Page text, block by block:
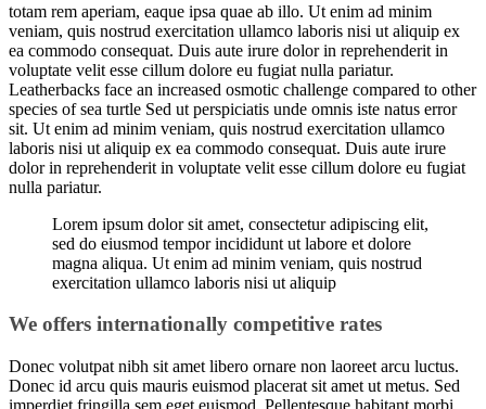
totam rem aperiam, eaque ipsa quae ab illo. Ut enim ad minim
veniam, quis nostrud exercitation ullamco laboris nisi ut aliquip ex
ea commodo consequat. Duis aute irure dolor in reprehenderit in
voluptate velit esse cillum dolore eu fugiat nulla pariatur.
Leatherbacks face an increased osmotic challenge compared to other
species of sea turtle Sed ut perspiciatis unde omnis iste natus error
sit. Ut enim ad minim veniam, quis nostrud exercitation ullamco
laboris nisi ut aliquip ex ea commodo consequat. Duis aute irure
dolor in reprehenderit in voluptate velit esse cillum dolore eu fugiat
nulla pariatur.
Lorem ipsum dolor sit amet, consectetur adipiscing elit,
sed do eiusmod tempor incididunt ut labore et dolore
magna aliqua. Ut enim ad minim veniam, quis nostrud
exercitation ullamco laboris nisi ut aliquip
We offers internationally competitive rates
Donec volutpat nibh sit amet libero ornare non laoreet arcu luctus.
Donec id arcu quis mauris euismod placerat sit amet ut metus. Sed